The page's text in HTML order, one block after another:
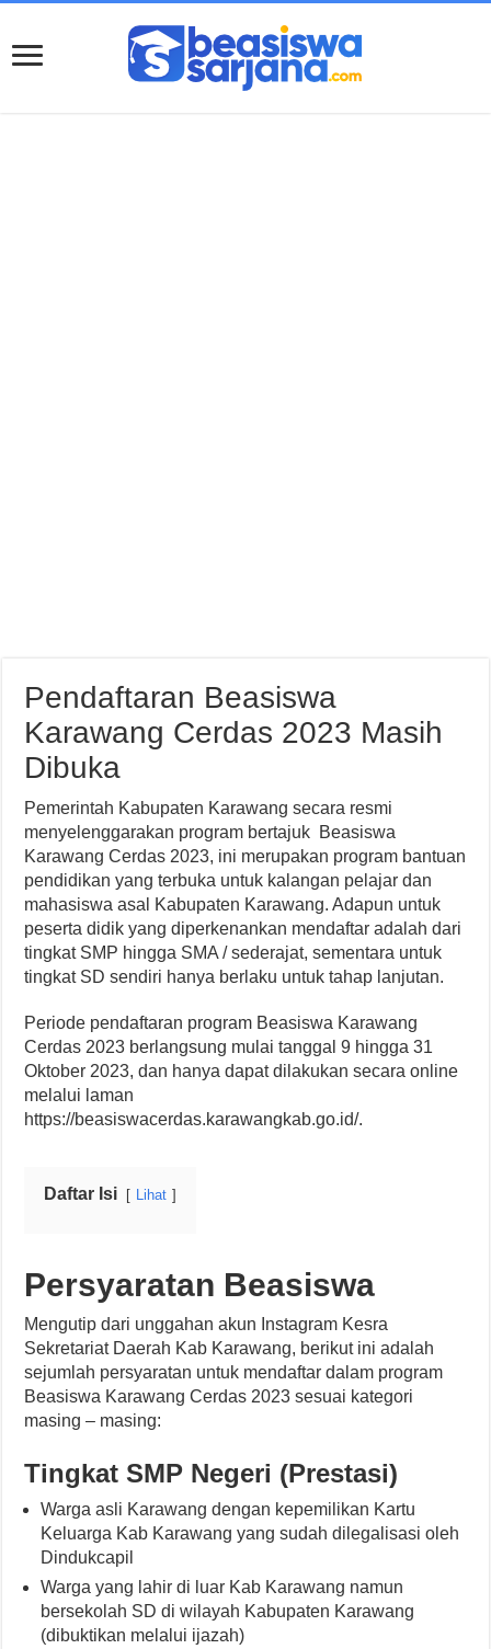
Pendaftaran Beasiswa
Karawang Cerdas 2023 Masih
Dibuka
Pemerintah Kabupaten Karawang secara resmi
menyelenggarakan program bertajuk Beasiswa
Karawang Cerdas 2023, ini merupakan program bantuan
pendidikan yang terbuka untuk kalangan pelajar dan
mahasiswa asal Kabupaten Karawang. Adapun untuk
peserta didik yang diperkenankan mendaftar adalah dari
tingkat SMP hingga SMA / sederajat, sementara untuk
tingkat SD sendiri hanya berlaku untuk tahap lanjutan.
Periode pendaftaran program Beasiswa Karawang
Cerdas 2023 berlangsung mulai tanggal 9 hingga 31
Oktober 2023, dan hanya dapat dilakukan secara online
melalui laman
https://beasiswacerdas.karawangkab.go.id/.
Daftar Isi Lihat
Persyaratan Beasiswa
Mengutip dari unggahan akun Instagram Kesra
Sekretariat Daerah Kab Karawang, berikut ini adalah
sejumlah persyaratan untuk mendaftar dalam program
Beasiswa Karawang Cerdas 2023 sesuai kategori
masing – masing:
Tingkat SMP Negeri (Prestasi)
Warga asli Karawang dengan kepemilikan Kartu
Keluarga Kab Karawang yang sudah dilegalisasi oleh
Dindukcapil
Warga yang lahir di luar Kab Karawang namun
bersekolah SD di wilayah Kabupaten Karawang
(dibuktikan melalui ijazah)